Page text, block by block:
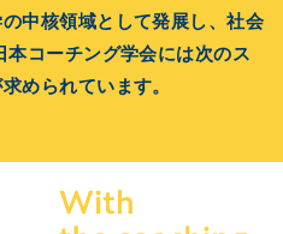
中核領域として発展し、社会
本コーチング学会には次のス
められています。